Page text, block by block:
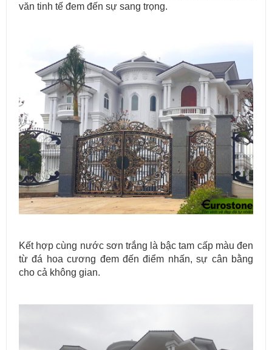
văn tinh tế đem đến sự sang trọng.
Kết hợp cùng nước sơn trắng là bậc tam cấp màu đen
từ đá hoa cương đem đến điểm nhấn, sự cân bằng
cho cả không gian.